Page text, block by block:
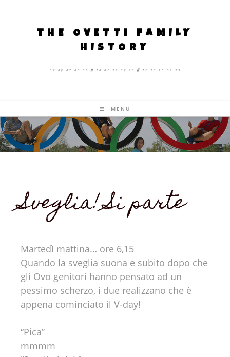
THE OVETTI FAMILY
HISTORY
08.08.09.00.06 # 10.07.13.08.40 # 12.10.25.04.13
MENU
Sveglia! Si parte
Martedì mattina… ore 6,15
Quando la sveglia suona e subito dopo che
gli Ovo genitori hanno pensato ad un
pessimo scherzo, i due realizzano che è
appena cominciato il V-day!
“Pica”
mmmm